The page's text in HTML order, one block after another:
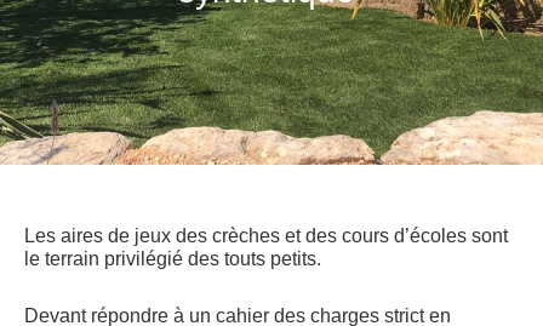
Les aires de jeux des crèches et des cours d’écoles sont
le terrain privilégié des touts petits.
Devant répondre à un cahier des charges strict en